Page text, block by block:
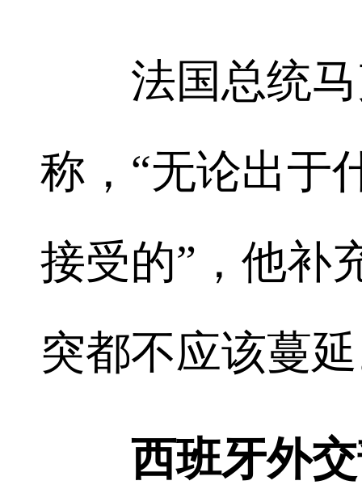
法国总统马
称，“无论出于
接受的”，他补
突都不应该蔓
西班牙外